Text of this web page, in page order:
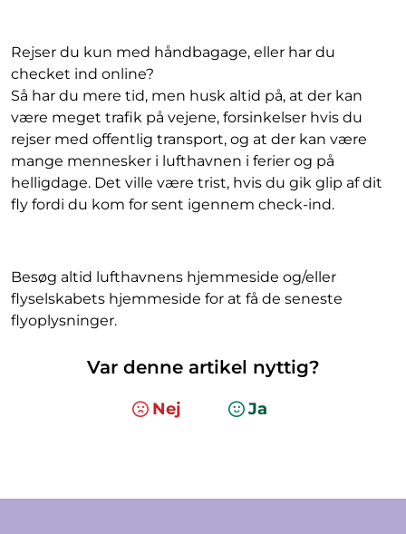
Rejser du kun med håndbagage, eller har du
checket ind online?
Så har du mere tid, men husk altid på, at der kan
være meget trafik på vejene, forsinkelser hvis du
rejser med offentlig transport, og at der kan være
mange mennesker i lufthavnen i ferier og på
helligdage. Det ville være trist, hvis du gik glip af dit
fly fordi du kom for sent igennem check-ind.
Besøg altid lufthavnens hjemmeside og/eller
flyselskabets hjemmeside for at få de seneste
flyoplysninger.
Var denne artikel nyttig?
Nej Ja